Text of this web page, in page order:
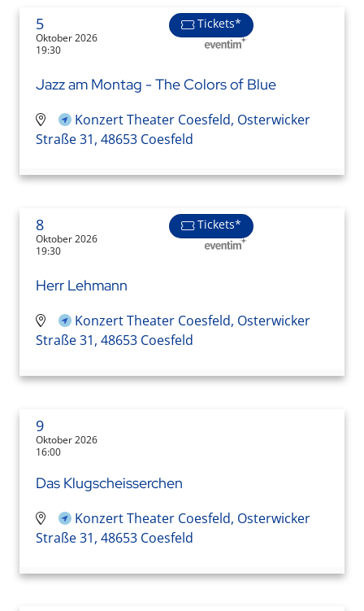
5
Oktober 2026
19:30
Tickets*
Jazz am Montag - The Colors of Blue
Konzert Theater Coesfeld, Osterwicker
Straße 31, 48653 Coesfeld
8
Oktober 2026
19:30
Tickets*
Herr Lehmann
Konzert Theater Coesfeld, Osterwicker
Straße 31, 48653 Coesfeld
9
Oktober 2026
16:00
Das Klugscheisserchen
Konzert Theater Coesfeld, Osterwicker
Straße 31, 48653 Coesfeld